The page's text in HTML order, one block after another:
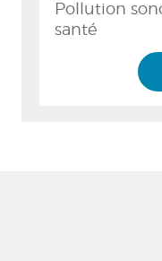
Pollution
santé